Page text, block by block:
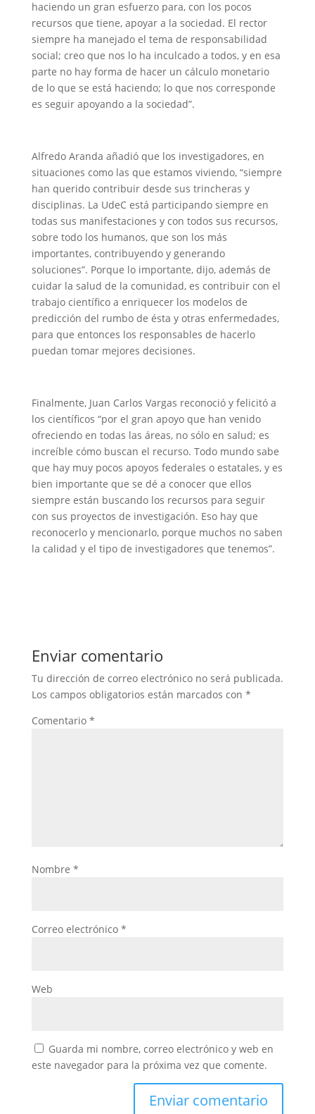
haciendo un gran esfuerzo para, con los pocos
recursos que tiene, apoyar a la sociedad. El rector
siempre ha manejado el tema de responsabilidad
social; creo que nos lo ha inculcado a todos, y en esa
parte no hay forma de hacer un cálculo monetario
de lo que se está haciendo; lo que nos corresponde
es seguir apoyando a la sociedad”.
Alfredo Aranda añadió que los investigadores, en
situaciones como las que estamos viviendo, “siempre
han querido contribuir desde sus trincheras y
disciplinas. La UdeC está participando siempre en
todas sus manifestaciones y con todos sus recursos,
sobre todo los humanos, que son los más
importantes, contribuyendo y generando
soluciones”. Porque lo importante, dijo, además de
cuidar la salud de la comunidad, es contribuir con el
trabajo científico a enriquecer los modelos de
predicción del rumbo de ésta y otras enfermedades,
para que entonces los responsables de hacerlo
puedan tomar mejores decisiones.
Finalmente, Juan Carlos Vargas reconoció y felicitó a
los científicos “por el gran apoyo que han venido
ofreciendo en todas las áreas, no sólo en salud; es
increíble cómo buscan el recurso. Todo mundo sabe
que hay muy pocos apoyos federales o estatales, y es
bien importante que se dé a conocer que ellos
siempre están buscando los recursos para seguir
con sus proyectos de investigación. Eso hay que
reconocerlo y mencionarlo, porque muchos no saben
la calidad y el tipo de investigadores que tenemos”.
Enviar comentario
Tu dirección de correo electrónico no será publicada.
Los campos obligatorios están marcados con *
Comentario *
Nombre *
Correo electrónico *
Web
Guarda mi nombre, correo electrónico y web en
este navegador para la próxima vez que comente.